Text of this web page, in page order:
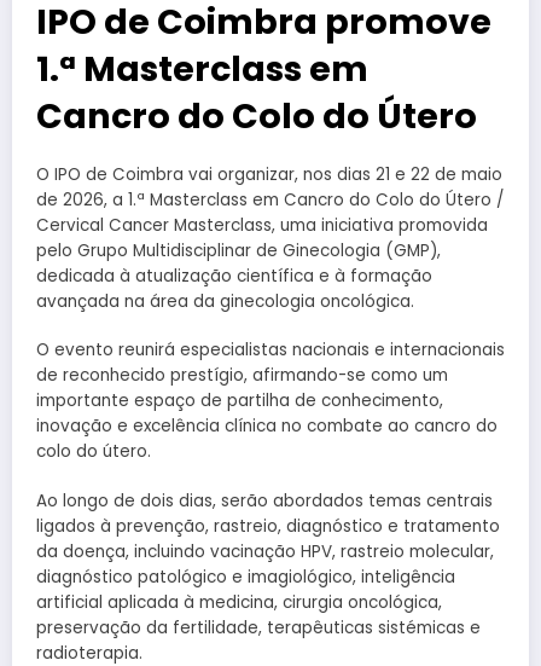
IPO de Coimbra promove
1.ª Masterclass em
Cancro do Colo do Útero
O IPO de Coimbra vai organizar, nos dias 21 e 22 de maio
de 2026, a 1.ª Masterclass em Cancro do Colo do Útero /
Cervical Cancer Masterclass, uma iniciativa promovida
pelo Grupo Multidisciplinar de Ginecologia (GMP),
dedicada à atualização científica e à formação
avançada na área da ginecologia oncológica.
O evento reunirá especialistas nacionais e internacionais
de reconhecido prestígio, afirmando-se como um
importante espaço de partilha de conhecimento,
inovação e excelência clínica no combate ao cancro do
colo do útero.
Ao longo de dois dias, serão abordados temas centrais
ligados à prevenção, rastreio, diagnóstico e tratamento
da doença, incluindo vacinação HPV, rastreio molecular,
diagnóstico patológico e imagiológico, inteligência
artificial aplicada à medicina, cirurgia oncológica,
preservação da fertilidade, terapêuticas sistémicas e
radioterapia.